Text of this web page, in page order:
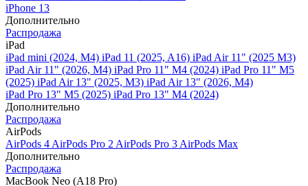
iPhone 13
Дополнительно
Распродажа
iPad
iPad mini (2024, M4) iPad 11 (2025, A16) iPad Air 11" (2025 M3)
iPad Air 11" (2026, M4) iPad Pro 11" M4 (2024) iPad Pro 11" M5
(2025) iPad Air 13" (2025, M3) iPad Air 13" (2026, M4)
iPad Pro 13" M5 (2025) iPad Pro 13" M4 (2024)
Дополнительно
Распродажа
AirPods
AirPods 4 AirPods Pro 2 AirPods Pro 3 AirPods Max
Дополнительно
Распродажа
MacBook Neo (A18 Pro)